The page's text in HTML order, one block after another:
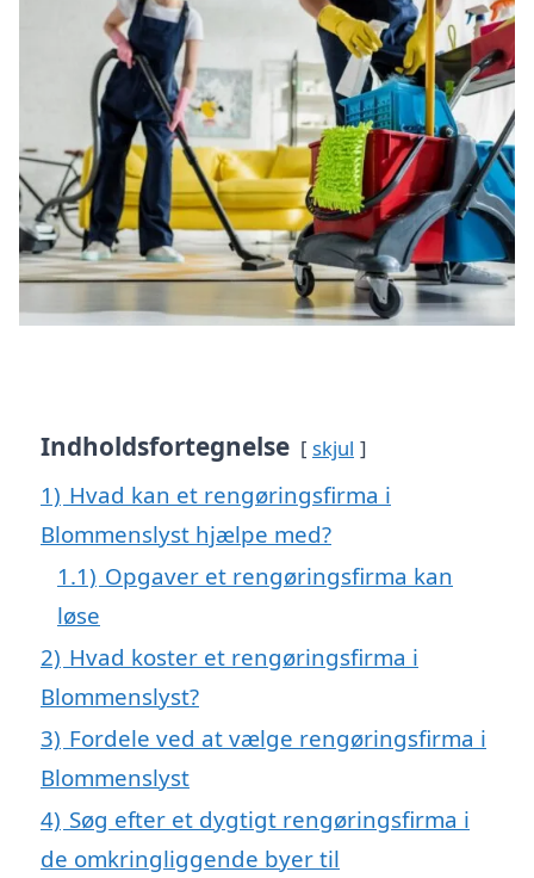
Indholdsfortegnelse skjul
1) Hvad kan et rengøringsfirma i
Blommenslyst hjælpe med?
1.1) Opgaver et rengøringsfirma kan
løse
2) Hvad koster et rengøringsfirma i
Blommenslyst?
3) Fordele ved at vælge rengøringsfirma i
Blommenslyst
4) Søg efter et dygtigt rengøringsfirma i
de omkringliggende byer til